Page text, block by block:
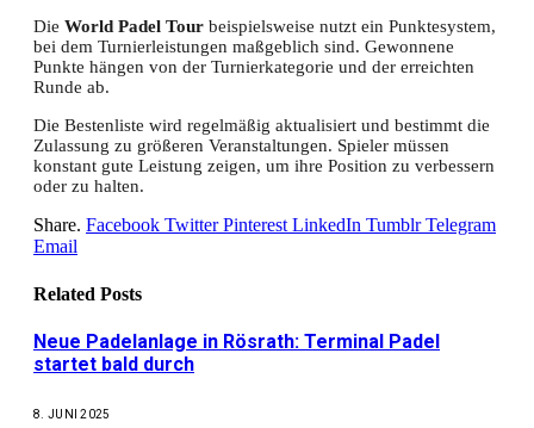
Die World Padel Tour beispielsweise nutzt ein Punktesystem,
bei dem Turnierleistungen maßgeblich sind. Gewonnene
Punkte hängen von der Turnierkategorie und der erreichten
Runde ab.
Die Bestenliste wird regelmäßig aktualisiert und bestimmt die
Zulassung zu größeren Veranstaltungen. Spieler müssen
konstant gute Leistung zeigen, um ihre Position zu verbessern
oder zu halten.
Share. Facebook Twitter Pinterest LinkedIn Tumblr Telegram
Email
Related Posts
Neue Padelanlage in Rösrath: Terminal Padel
startet bald durch
8. JUNI 2025